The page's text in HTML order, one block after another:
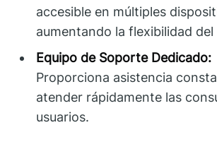
accesible en múltiples
aumentando la flexibilidad del
Equipo de Soporte Dedicado:
Proporciona asistencia
atender rápidamente las
usuarios.